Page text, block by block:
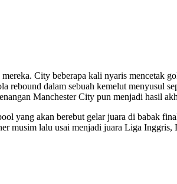
City beberapa kali nyaris mencetak
dalam sebuah kemelut menyusul
Manchester City pun menjadi hasil
yang akan berebut gelar juara di babak
musim lalu usai menjadi juara Liga